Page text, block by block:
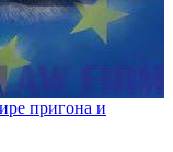
пригона и